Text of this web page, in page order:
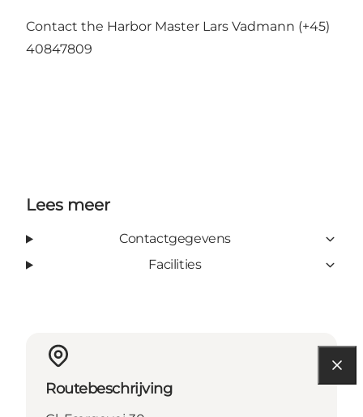
Contact the Harbor Master Lars Vadmann (+45)
40847809
Lees meer
Contactgegevens
Facilities
Routebeschrijving